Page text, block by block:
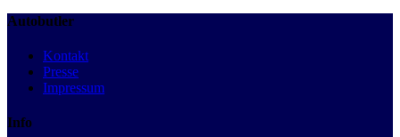
Autobutler
Kontakt
Presse
Impressum
Info